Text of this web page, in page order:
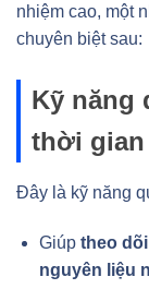
nhiệm cao, một
chuyên biệt sau:
Kỹ năng
thời gian
Đây là kỹ năng
Giúp theo
nguyên liệu